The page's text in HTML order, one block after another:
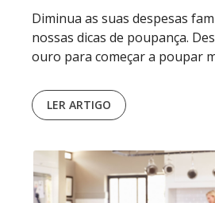
Diminua as suas despesas
nossas dicas de poupança.
ouro para começar a poupar
LER ARTIGO